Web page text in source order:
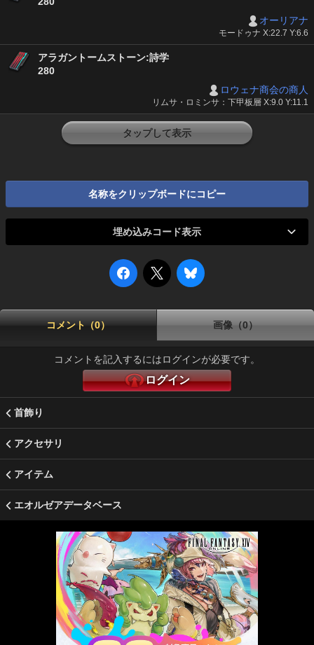
オーリアナ
モードゥナ X:22.7 Y:6.6
アラガントームストーン:詩学
280
ロウェナ商会の商人
リムサ・ロミンサ：下甲板層 X:9.0 Y:11.1
タップして表示
名称をクリップボードにコピー
埋め込みコード表示
コメント（0） 画像（0）
コメントを記入するにはログインが必要です。
ログイン
首飾り
アクセサリ
アイテム
エオルゼアデータベース